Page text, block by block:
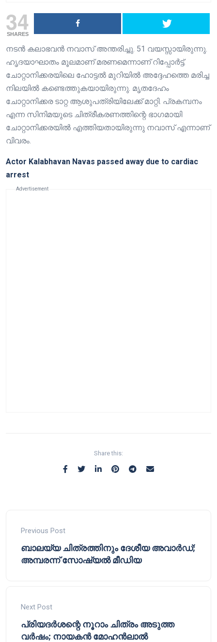
34
SHARES
നടൻ കലാഭവൻ നവാസ് അന്തരിച്ചു. 51 വയസ്സായിരുന്നു.
ഹൃദയാഘാതം മൂലമാണ് മരണമെന്നാണ് റിപ്പോർട്ട്.
ചോറ്റാനിക്കരയിലെ ഹോട്ടൽ മുറിയിൽ അദ്ദേഹത്തെ മരിച്ച
നിലയിൽ കണ്ടെത്തുകയായിരുന്നു. മൃതദേഹം
ചോറ്റാനിക്കര ടാറ്റ ആശുപത്രിയിലേക്ക് മാറ്റി. പ്രകമ്പനം
എന്ന സിനിമയുടെ ചിത്രീകരണത്തിന്റെ ഭാഗമായി
ചോറ്റാനിക്കരയിൽ എത്തിയതായിരുന്നു നവാസ് എന്നാണ്
വിവരം.
Actor Kalabhavan Navas passed away due to cardiac
arrest
Advertisement
Share this:
Previous Post
ബാലയ്യ ചിത്രത്തിനും ദേശീയ അവാർഡ്;
അമ്പരന്ന് സോഷ്യൽ മീഡിയ
Next Post
പ്രിയദർശന്റെ നൂറാം ചിത്രം അടുത്ത
വർഷം; നായകൻ മോഹൻലാൽ